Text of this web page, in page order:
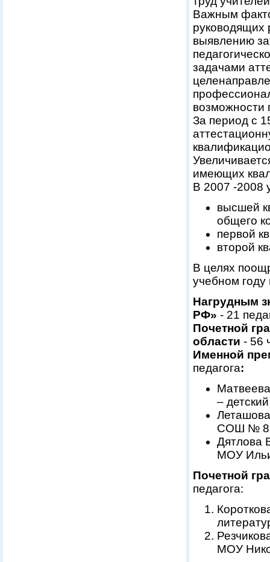
Важным
руководящих
выявлению
задачами
возможности
За период с
имеющих
В 2007 -2008
высшей
общего
первой
второй
В целях
учебном
Нагрудным
РФ» - 21
Почетной
области - 56
Именной
педагога:
–
СОШ № 8
Дятлова
МОУ
Почетной
педагога:
МОУ